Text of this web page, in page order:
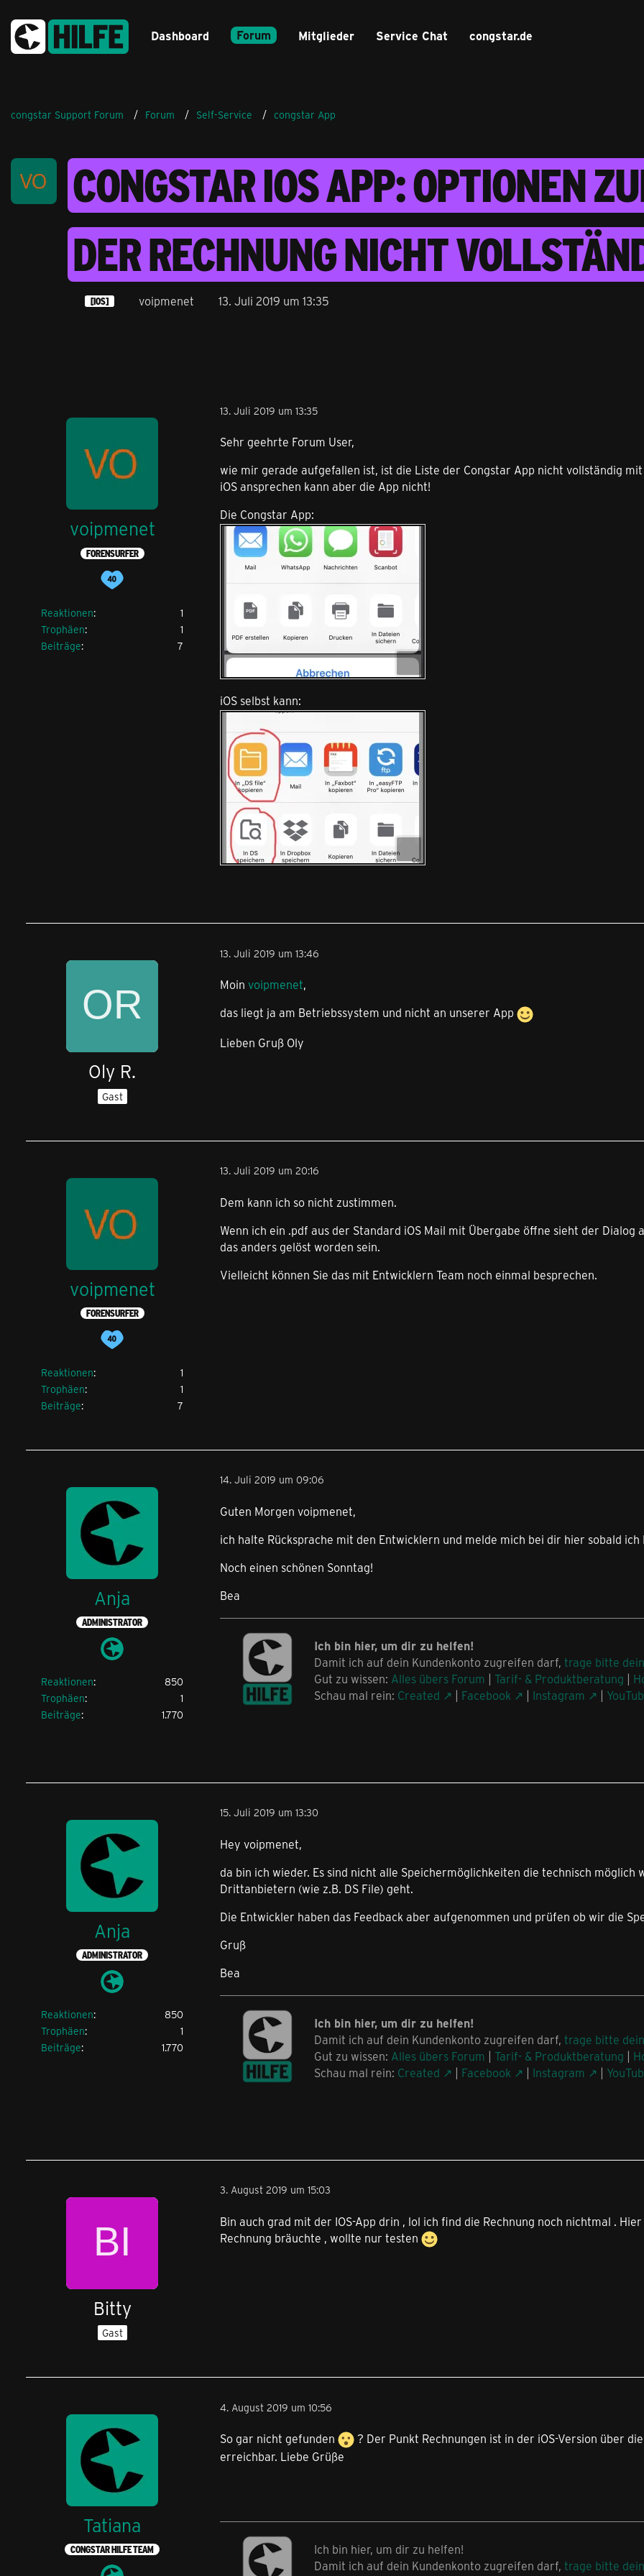
Dashboard Forum Mitglieder Service Chat congstar.de
congstar Support Forum Forum Self-Service congstar App
CONGSTAR IOS APP: OPTIONEN
DER RECHNUNG NICHT
[IOS] voipmenet 13. Juli 2019 um 13:35
voipmenet
FORENSURFER
Reaktionen
1
Trophäen
1
Beiträge
7
13. Juli 2019 um 13:35
Sehr geehrte Forum User,
wie mir gerade aufgefallen ist, ist die Liste der Congstar App nicht vollständig
iOS ansprechen kann aber die App nicht!
Die Congstar App:
iOS selbst kann:
Oly R.
Gast
13. Juli 2019 um 13:46
Moin voipmenet,
das liegt ja am Betriebssystem und nicht an unserer App
Lieben Gruß Oly
voipmenet
FORENSURFER
Reaktionen
1
Trophäen
1
Beiträge
7
13. Juli 2019 um 20:16
Dem kann ich so nicht zustimmen.
Wenn ich ein .pdf aus der Standard iOS Mail mit Übergabe öffne sieht der Dialog
das anders gelöst worden sein.
Vielleicht können Sie das mit Entwicklern Team noch einmal besprechen.
Anja
ADMINISTRATOR
Reaktionen
850
Trophäen
1
Beiträge
1.770
14. Juli 2019 um 09:06
Guten Morgen voipmenet,
ich halte Rücksprache mit den Entwicklern und melde mich bei dir hier sobald ich
Noch einen schönen Sonntag!
Bea
Ich bin hier, um dir zu helfen!
Damit ich auf dein Kundenkonto zugreifen darf, trage bitte
Gut zu wissen: Alles übers Forum | Tarif- & Produktberatung |
Schau mal rein: Created | Facebook | Instagram |
Anja
ADMINISTRATOR
Reaktionen
850
Trophäen
1
Beiträge
1.770
15. Juli 2019 um 13:30
Hey voipmenet,
da bin ich wieder. Es sind nicht alle Speichermöglichkeiten die technisch möglich
Drittanbietern (wie z.B. DS File) geht.
Die Entwickler haben das Feedback aber aufgenommen und prüfen ob wir die
Gruß
Bea
Ich bin hier, um dir zu helfen!
Damit ich auf dein Kundenkonto zugreifen darf, trage bitte
Gut zu wissen: Alles übers Forum | Tarif- & Produktberatung |
Schau mal rein: Created | Facebook | Instagram |
Bitty
Gast
3. August 2019 um 15:03
Bin auch grad mit der IOS-App drin , lol ich find die Rechnung noch nichtmal .
Rechnung bräuchte , wollte nur testen
Tatiana
CONGSTAR HILFE TEAM
4. August 2019 um 10:56
So gar nicht gefunden
? Der Punkt Rechnungen ist in der iOS-Version über
erreichbar. Liebe Grüße
Ich bin hier, um dir zu helfen!
Damit ich auf dein Kundenkonto zugreifen darf, trage bitte